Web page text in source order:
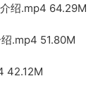
绍.mp4 64.29M
.mp4 51.80M
42.12M